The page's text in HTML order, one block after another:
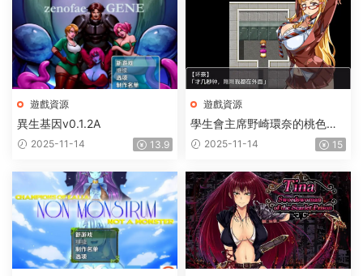
遊戲資源
異生基因v0.1.2A
2025-11-14 13.9
遊戲資源
學生會主席野崎環奈的桃色煩
惱 2025-11-14 15